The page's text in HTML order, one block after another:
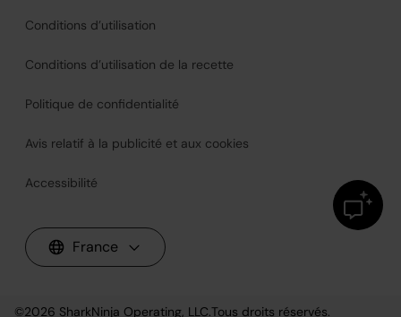
Conditions d’utilisation
Conditions d’utilisation de la recette
Politique de confidentialité
Avis relatif à la publicité et aux cookies
Accessibilité
France
©2026 SharkNinja Operating, LLC.Tous droits réservés.